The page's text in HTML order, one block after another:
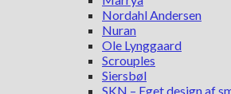
Nordahl Andersen
Nuran
Ole Lynggaard
Scrouples
Siersbøl
SKN – Eget design af